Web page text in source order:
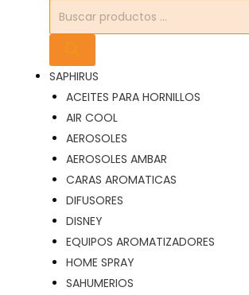
Búsqueda
de
SAPHIRUS
ACEITES PARA HORNILLOS
AIR COOL
AEROSOLES
AEROSOLES AMBAR
CARAS AROMATICAS
DIFUSORES
DISNEY
EQUIPOS AROMATIZADORES
HOME SPRAY
SAHUMERIOS